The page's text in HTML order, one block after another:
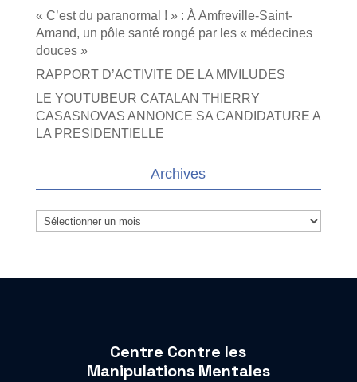
« C’est du paranormal ! » : À Amfreville-Saint-
Amand, un pôle santé rongé par les « médecines
douces »
RAPPORT D’ACTIVITE DE LA MIVILUDES
LE YOUTUBEUR CATALAN THIERRY
CASASNOVAS ANNONCE SA CANDIDATURE A
LA PRESIDENTIELLE
Archives
Archives
Centre Contre les
Manipulations Mentales